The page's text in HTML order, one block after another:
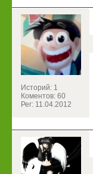
Историй: 1
Коментов: 60
Рег: 11.04.2012